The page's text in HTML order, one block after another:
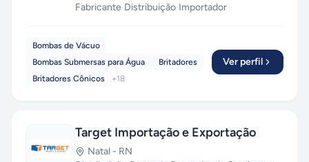
Fabricante·Distribuição·Importador
Bombas de Vácuo
Bombas Submersas para Água
Britadores
Britadores Cônicos
+18
Ver perfil
Target Importação e Exportação
Natal - RN